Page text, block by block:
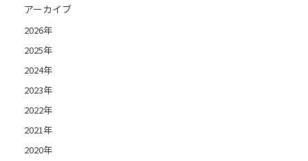
アーカイブ
2026年
2025年
2024年
2023年
2022年
2021年
2020年